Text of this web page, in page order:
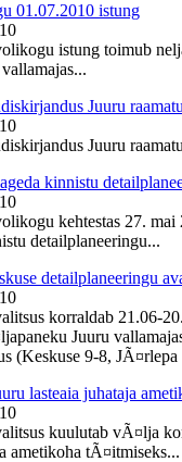
01.07.2010 istung
istung toimub
Juuru
Juuru
kinnistu
kehtestas 27.
detailplaneeringu...
detailplaneeringu
korraldab 21.06-
Juuru
(Keskuse 9-8,
lasteaia juhataja
kuulutab vÃ¤lja
ametikoha tÃ¤itmiseks...